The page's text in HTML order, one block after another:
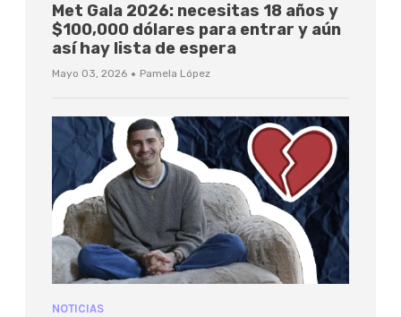
Met Gala 2026: necesitas 18 años y
$100,000 dólares para entrar y aún
así hay lista de espera
Mayo 03, 2026 · Pamela López
NOTICIAS